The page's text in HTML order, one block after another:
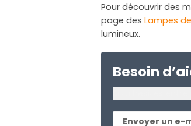
Pour découvrir des
page des Lampes
lumineux.
Besoin
Envoyer un e-